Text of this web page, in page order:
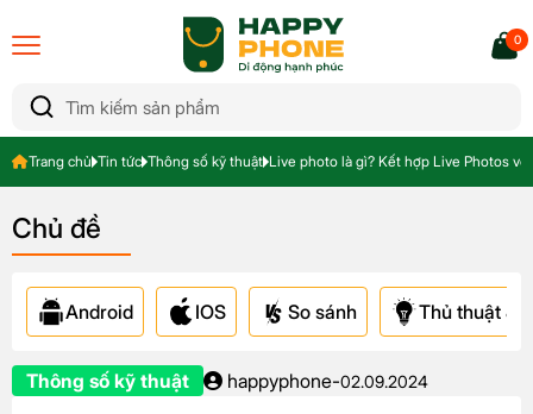
0
Trang chủ Tin tức Thông số kỹ thuật Live photo là gì? Kết hợp Live Photos
Chủ đề
Android IOS So sánh Thủ thuật &
Thông số kỹ thuật happyphone-02.09.2024